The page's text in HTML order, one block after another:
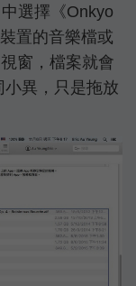
選擇《Onkyo
置的音樂檔或
窗，檔案就會
異，只是拖放